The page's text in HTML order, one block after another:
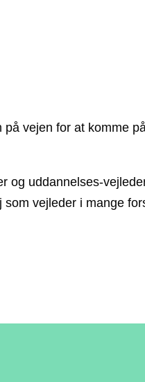
vejen for at komme
og uddannelses-
som vejleder i mange